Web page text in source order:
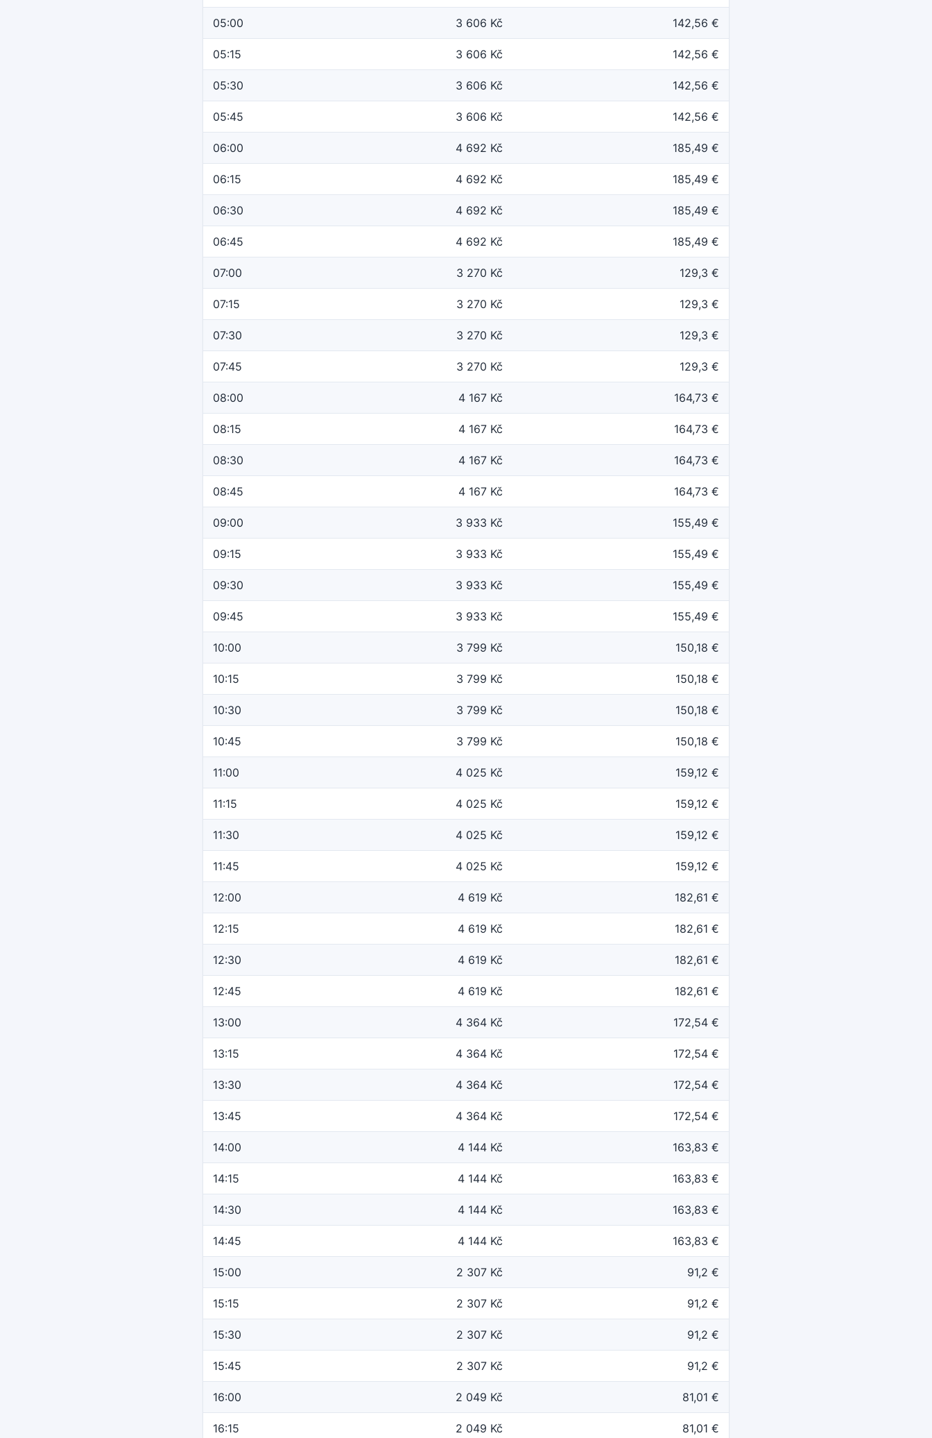
05:00 3 606 Kč 142,56 €
05:15 3 606 Kč 142,56 €
05:30 3 606 Kč 142,56 €
05:45 3 606 Kč 142,56 €
06:00 4 692 Kč 185,49 €
06:15 4 692 Kč 185,49 €
06:30 4 692 Kč 185,49 €
06:45 4 692 Kč 185,49 €
07:00 3 270 Kč 129,3 €
07:15 3 270 Kč 129,3 €
07:30 3 270 Kč 129,3 €
07:45 3 270 Kč 129,3 €
08:00 4 167 Kč 164,73 €
08:15 4 167 Kč 164,73 €
08:30 4 167 Kč 164,73 €
08:45 4 167 Kč 164,73 €
09:00 3 933 Kč 155,49 €
09:15 3 933 Kč 155,49 €
09:30 3 933 Kč 155,49 €
09:45 3 933 Kč 155,49 €
10:00 3 799 Kč 150,18 €
10:15 3 799 Kč 150,18 €
10:30 3 799 Kč 150,18 €
10:45 3 799 Kč 150,18 €
11:00 4 025 Kč 159,12 €
11:15 4 025 Kč 159,12 €
11:30 4 025 Kč 159,12 €
11:45 4 025 Kč 159,12 €
12:00 4 619 Kč 182,61 €
12:15 4 619 Kč 182,61 €
12:30 4 619 Kč 182,61 €
12:45 4 619 Kč 182,61 €
13:00 4 364 Kč 172,54 €
13:15 4 364 Kč 172,54 €
13:30 4 364 Kč 172,54 €
13:45 4 364 Kč 172,54 €
14:00 4 144 Kč 163,83 €
14:15 4 144 Kč 163,83 €
14:30 4 144 Kč 163,83 €
14:45 4 144 Kč 163,83 €
15:00 2 307 Kč 91,2 €
15:15 2 307 Kč 91,2 €
15:30 2 307 Kč 91,2 €
15:45 2 307 Kč 91,2 €
16:00 2 049 Kč 81,01 €
16:15 2 049 Kč 81,01 €